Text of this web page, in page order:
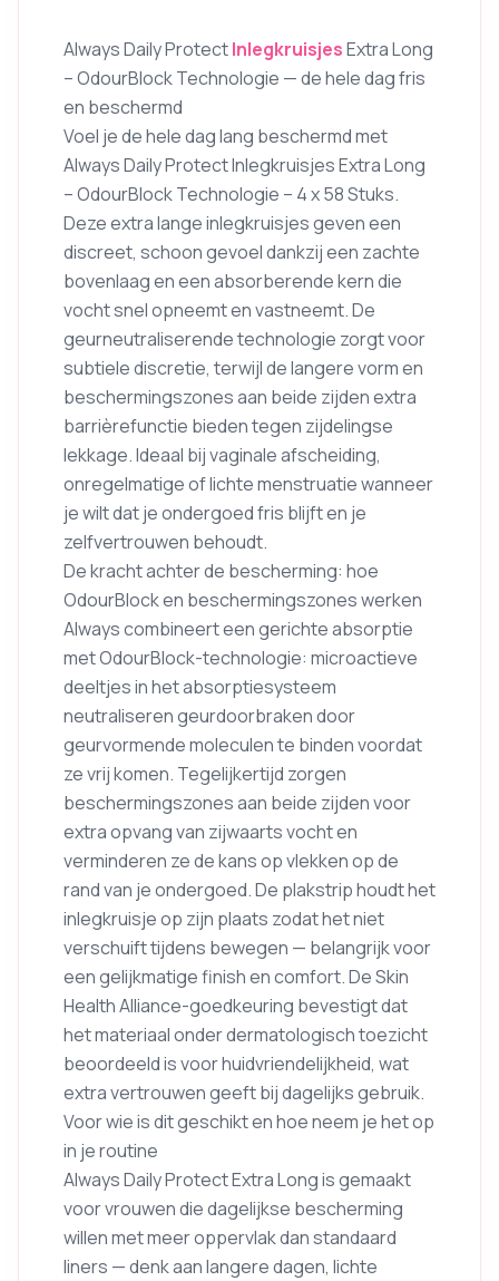
Always Daily ProtectInlegkruisjesExtra Long
– OdourBlock Technologie — de hele dag fris
en beschermd
Voel je de hele dag lang beschermd met
Always Daily Protect Inlegkruisjes Extra Long
– OdourBlock Technologie – 4 x 58 Stuks.
Deze extra lange inlegkruisjes geven een
discreet, schoon gevoel dankzij een zachte
bovenlaag en een absorberende kern die
vocht snel opneemt en vastneemt. De
geurneutraliserende technologie zorgt voor
subtiele discretie, terwijl de langere vorm en
beschermingszones aan beide zijden extra
barrièrefunctie bieden tegen zijdelingse
lekkage. Ideaal bij vaginale afscheiding,
onregelmatige of lichte menstruatie wanneer
je wilt dat je ondergoed fris blijft en je
zelfvertrouwen behoudt.
De kracht achter de bescherming: hoe
OdourBlock en beschermingszones werken
Always combineert een gerichte absorptie
met OdourBlock-technologie: microactieve
deeltjes in het absorptiesysteem
neutraliseren geurdoorbraken door
geurvormende moleculen te binden voordat
ze vrij komen. Tegelijkertijd zorgen
beschermingszones aan beide zijden voor
extra opvang van zijwaarts vocht en
verminderen ze de kans op vlekken op de
rand van je ondergoed. De plakstrip houdt het
inlegkruisje op zijn plaats zodat het niet
verschuift tijdens bewegen — belangrijk voor
een gelijkmatige finish en comfort. De Skin
Health Alliance-goedkeuring bevestigt dat
het materiaal onder dermatologisch toezicht
beoordeeld is voor huidvriendelijkheid, wat
extra vertrouwen geeft bij dagelijks gebruik.
Voor wie is dit geschikt en hoe neem je het op
in je routine
Always Daily Protect Extra Long is gemaakt
voor vrouwen die dagelijkse bescherming
willen met meer oppervlak dan standaard
liners — denk aan langere dagen, lichte